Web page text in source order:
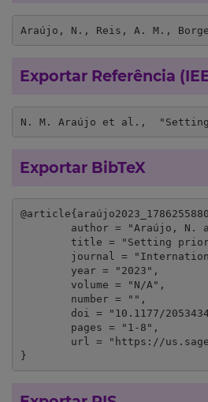
Araújo, N., Reis, A. M.,
Exportar Referência
N. M. Araújo et al.,
Exportar BibTeX
}